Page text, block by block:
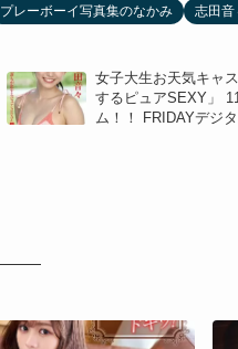
プレーボーイ写真集のなかみ 志田音
女子大生お天気キャ
するピュアSEXY」
ム！！ FRIDAYデジ